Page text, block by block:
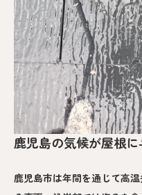
鹿児島の気候が屋根
鹿児島市は年間を通じて高